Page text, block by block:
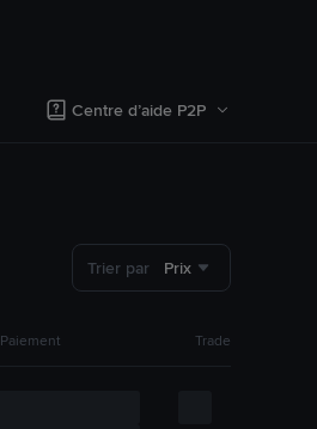
Centre d’aide P2P
Trier par Prix
Paiement Trade